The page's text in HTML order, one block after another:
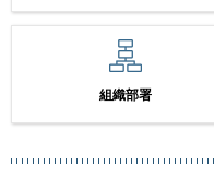
組織部署